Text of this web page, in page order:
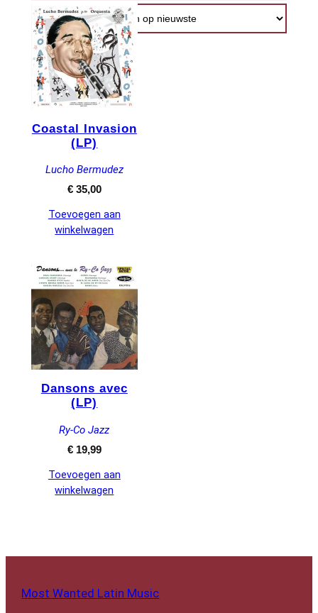
Coastal Invasion
(LP)
Lucho Bermudez
€35,00
Toevoegen aan
winkelwagen
Dansons avec
(LP)
Ry-Co Jazz
€19,99
Toevoegen aan
winkelwagen
Most Wanted Latin Music